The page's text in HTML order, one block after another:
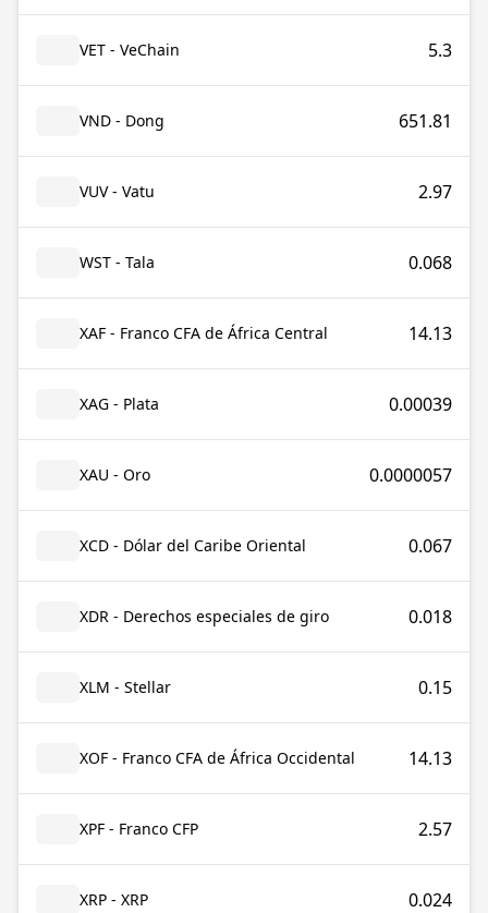
VET - VeChain 5.3
VND - Dong 651.81
VUV - Vatu 2.97
WST - Tala 0.068
XAF - Franco CFA de África Central 14.13
XAG - Plata 0.00039
XAU - Oro 0.0000057
XCD - Dólar del Caribe Oriental 0.067
XDR - Derechos especiales de giro 0.018
XLM - Stellar 0.15
XOF - Franco CFA de África Occidental 14.13
XPF - Franco CFP 2.57
XRP - XRP 0.024